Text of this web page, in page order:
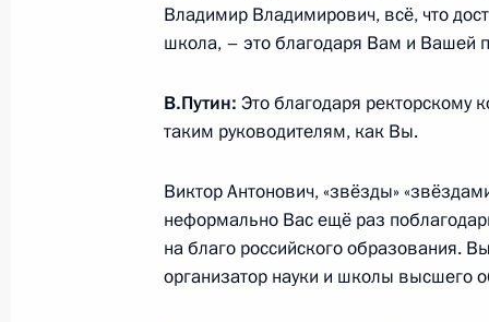
17 апреля 2024 года, 17:30 Московская
16 апреля 2024 года, вторник
16 апреля 2024 года, 13:15 Москва, Кремль
Владимир Владимирович, всё, что
школа, – это благодаря Вам и Вашей
В.Путин: Это благодаря ректорскому
таким руководителям, как Вы.
Виктор Антонович, «звёзды»
неформально Вас ещё раз
на благо российского образования.
организатор науки и школы высшего